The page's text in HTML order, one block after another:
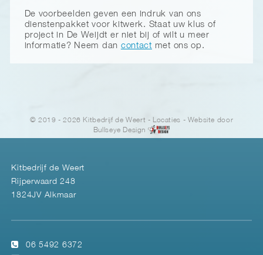
De voorbeelden geven een indruk van ons
dienstenpakket voor kitwerk. Staat uw klus of
project in De Weijdt er niet bij of wilt u meer
informatie? Neem dan contact met ons op.
© 2019 - 2026 Kitbedrijf de Weert - Locaties - Website door
Bullseye Design
Kitbedrijf de Weert
Rijperwaard 248
1824JV Alkmaar
06 5492 6372